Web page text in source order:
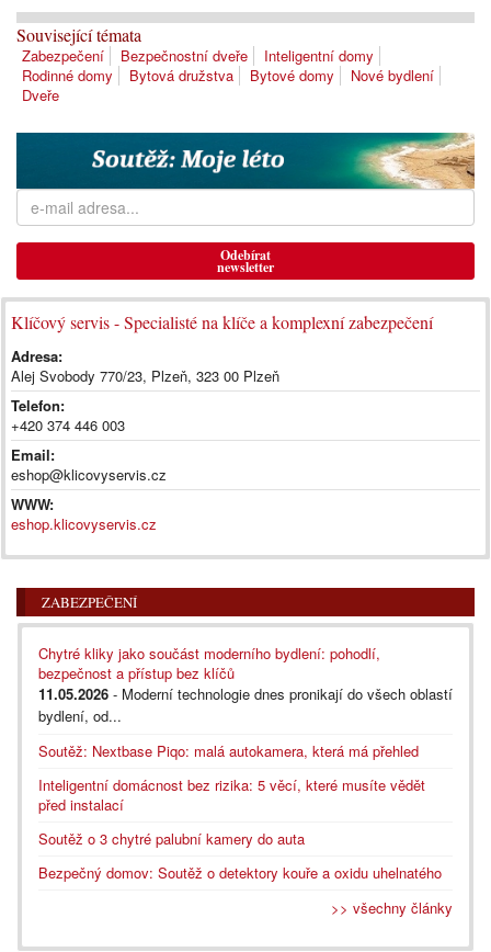
Související témata
Zabezpečení Bezpečnostní dveře
Inteligentní domy
Rodinné domy
Bytová družstva Bytové domy
Nové bydlení
Dveře
Odebírat
newsletter
Klíčový servis - Specialisté na klíče a komplexní zabezpečení
Adresa:
Alej Svobody 770/23, Plzeň, 323 00 Plzeň
Telefon:
+420 374 446 003
Email:
eshop@klicovyservis.cz
WWW:
eshop.klicovyservis.cz
ZABEZPEČENÍ
Chytré kliky jako součást moderního bydlení: pohodlí,
bezpečnost a přístup bez klíčů
11.05.2026 - Moderní technologie dnes pronikají do všech oblastí
bydlení, od...
Soutěž: Nextbase Piqo: malá autokamera, která má přehled
Inteligentní domácnost bez rizika: 5 věcí, které musíte vědět
před instalací
Soutěž o 3 chytré palubní kamery do auta
Bezpečný domov: Soutěž o detektory kouře a oxidu uhelnatého
>> všechny články